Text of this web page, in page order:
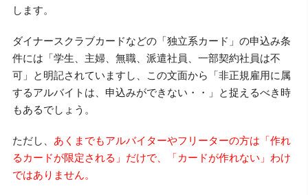
します。
ダイナースクラブカードなどの「独立系カード」の申込み条
件には「学生、主婦、無職、派遣社員、一部契約社員は不
可」と明記されていますし、この文面から「非正規雇用に属
するアルバイトは、申込みができない・・」と捉えるべき時
もあるでしょう。
ただし、 あくまでもアルバイターやフリーターの方は「作れ
るカードが限定される」だけで、「カードが作れない」わけ
ではありません。